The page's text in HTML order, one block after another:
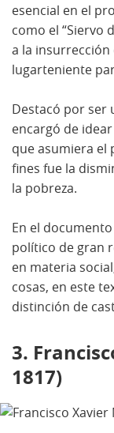
esencial en el
como el “Siervo
a la
lugarteniente
Destacó por ser
encargó de
que asumiera el
fines fue la
la pobreza.
En el documento
político de gran
en materia
cosas, en este
distinción de
3.
1817)